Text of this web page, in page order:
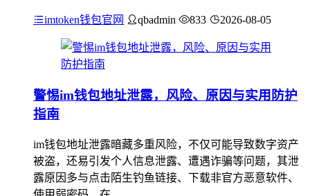
imtoken钱包官网 qbadmin 833 2026-08-05
警惕im钱包地址泄露，风险、原因与实用防护
指南
im钱包地址泄露暗藏多重风险，不仅可能导致数字资产
被盗，还易引发个人信息泄露、遭遇诈骗等问题，其泄
露原因多与点击陌生钓鱼链接、下载非官方恶意软件、